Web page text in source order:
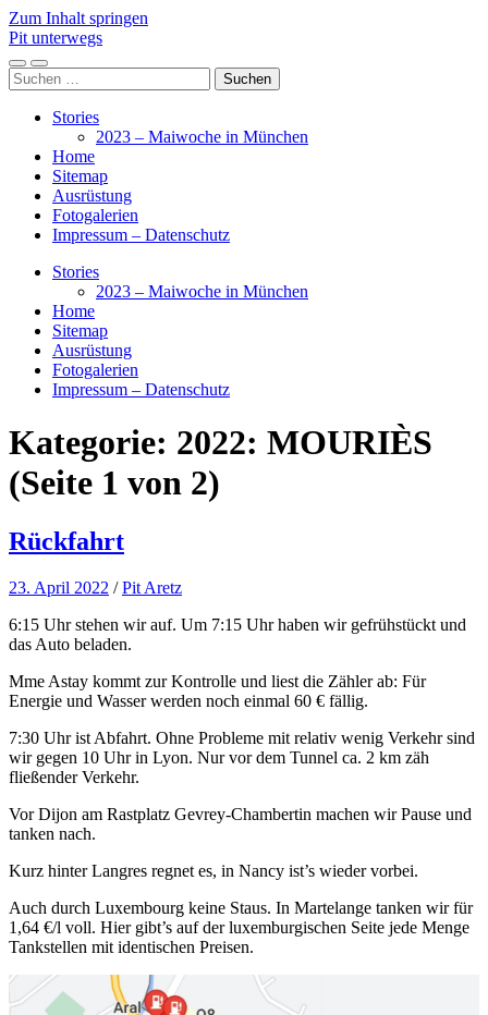
Zum Inhalt springen
Pit unterwegs
Mobile-
Menü
Suchfeld
ein-/ausblenden
Suchen
nach:
Stories
2023 – Maiwoche in München
Home
Sitemap
Ausrüstung
Fotogalerien
Impressum – Datenschutz
Stories
2023 – Maiwoche in München
Home
Sitemap
Ausrüstung
Fotogalerien
Impressum – Datenschutz
Kategorie: 2022: MOURIÈS
(Seite 1 von 2)
Rückfahrt
23. April 2022 /Pit Aretz
6:15 Uhr stehen wir auf. Um 7:15 Uhr haben wir gefrühstückt und
das Auto beladen.
Mme Astay kommt zur Kontrolle und liest die Zähler ab: Für
Energie und Wasser werden noch einmal 60 € fällig.
7:30 Uhr ist Abfahrt. Ohne Probleme mit relativ wenig Verkehr sind
wir gegen 10 Uhr in Lyon. Nur vor dem Tunnel ca. 2 km zäh
fließender Verkehr.
Vor Dijon am Rastplatz Gevrey-Chambertin machen wir Pause und
tanken nach.
Kurz hinter Langres regnet es, in Nancy ist’s wieder vorbei.
Auch durch Luxembourg keine Staus. In Martelange tanken wir für
1,64 €/l voll. Hier gibt’s auf der luxemburgischen Seite jede Menge
Tankstellen mit identischen Preisen.